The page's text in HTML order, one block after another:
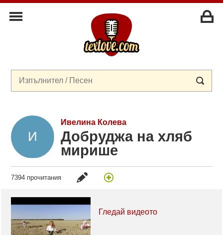
Ивелина Колева
Добруджа на хляб
мирише
7394 прочитания
Гледай видеото